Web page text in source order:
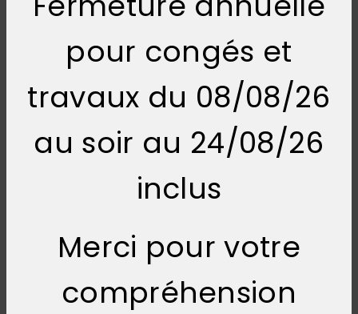
pour congés et
travaux du 08/08/26
au soir au 24/08/26
inclus
Merci pour votre
compréhension